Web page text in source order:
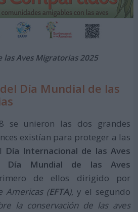
Aves Migratorias 2025
Día Mundial de las
se unieron las dos grandes
existían para proteger a las
Día Internacional de las Aves
Día Mundial de las Aves
de ellos dirigido por
Americas (EFTA), y el segundo
la conservación de las aves